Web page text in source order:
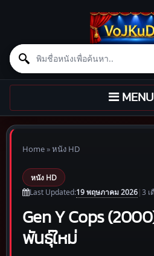
Search for:
Skip to content
TOGGLE
MENU
Home»หนัง HD
หนัง HD
Last Updated:19 พฤษภาคม 2026|3 เ
Gen Y Cops
พันธุ์ใหม่